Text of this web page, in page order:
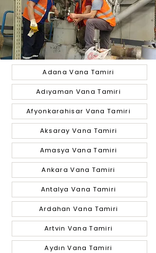
Adana Vana Tamiri
Adıyaman Vana Tamiri
Afyonkarahisar Vana Tamiri
Aksaray Vana Tamiri
Amasya Vana Tamiri
Ankara Vana Tamiri
Antalya Vana Tamiri
Ardahan Vana Tamiri
Artvin Vana Tamiri
Aydın Vana Tamiri